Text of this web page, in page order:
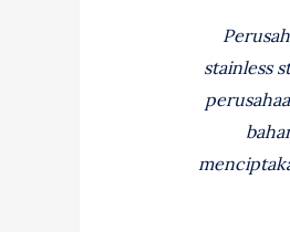
stainless